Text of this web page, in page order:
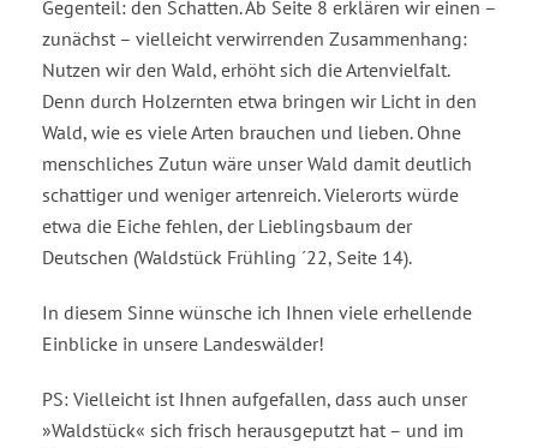
Gegenteil: den Schatten. Ab Seite 8 erklären wir einen –
zunächst – vielleicht verwirrenden Zusammenhang:
Nutzen wir den Wald, erhöht sich die Artenvielfalt.
Denn durch Holzernten etwa bringen wir Licht in den
Wald, wie es viele Arten brauchen und lieben. Ohne
menschliches Zutun wäre unser Wald damit deutlich
schattiger und weniger artenreich. Vielerorts würde
etwa die Eiche fehlen, der Lieblingsbaum der
Deutschen (Waldstück Frühling ´22, Seite 14).
In diesem Sinne wünsche ich Ihnen viele erhellende
Einblicke in unsere Landeswälder!
PS: Vielleicht ist Ihnen aufgefallen, dass auch unser
»Waldstück« sich frisch herausgeputzt hat – und im